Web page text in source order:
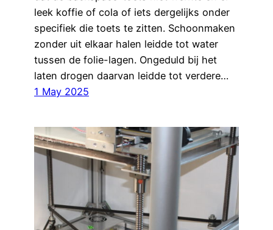
leek koffie of cola of iets dergelijks onder
specifiek die toets te zitten. Schoonmaken
zonder uit elkaar halen leidde tot water
tussen de folie-lagen. Ongeduld bij het
laten drogen daarvan leidde tot verdere…
1 May 2025